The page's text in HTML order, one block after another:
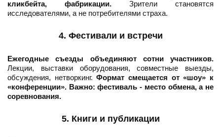
кликбейта, фабрикации. Зрители становятся
исследователями, а не потребителями страха.
4. Фестивали и встречи
Ежегодные съезды объединяют сотни участников.
Лекции, выставки оборудования, совместные выезды,
обсуждения, нетворкинг.Формат смещается от «шоу» к
«конференции». Важно: фестиваль - место обмена, а не
соревнования.
5. Книги и публикации